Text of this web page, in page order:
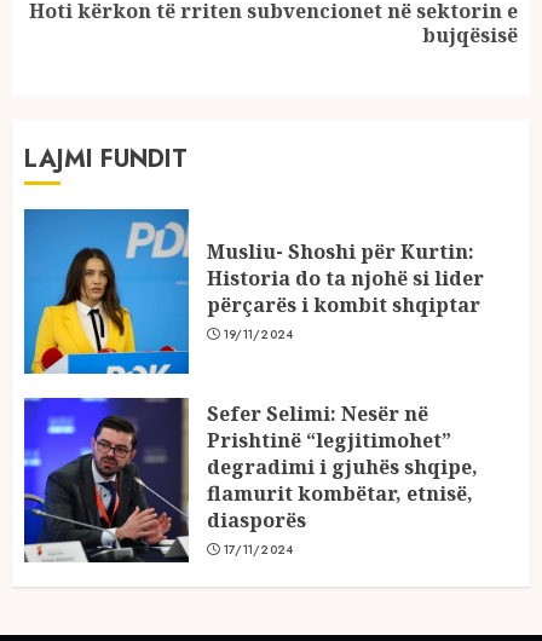
Next
Hoti kërkon të rriten subvencionet në sektorin e
bujqësisë
LAJMI FUNDIT
Musliu- Shoshi për Kurtin:
Historia do ta njohë si lider
përçarës i kombit shqiptar
19/11/2024
Sefer Selimi: Nesër në
Prishtinë “legjitimohet”
degradimi i gjuhës shqipe,
flamurit kombëtar, etnisë,
diasporës
17/11/2024